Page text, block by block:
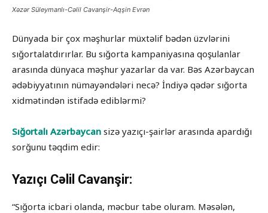
Xəzər Süleymanlı-Cəlil Cavanşir-Aqşin Evrən
Dünyada bir çox məşhurlar müxtəlif bədən üzvlərini
sığortalatdırırlar. Bu sığorta kampaniyasına qoşulanlar
arasında dünyaca məşhur yazarlar da var. Bəs Azərbaycan
ədəbiyyatının nümayəndələri necə? İndiyə qədər sığorta
xidmətindən istifadə ediblərmi?
Sığortalı Azərbaycan sizə yazıçı-şairlər arasında apardığı
sorğunu təqdim edir:
Yazıçı Cəlil Cavanşir:
“Sığorta icbari olanda, məcbur tabe oluram. Məsələn,